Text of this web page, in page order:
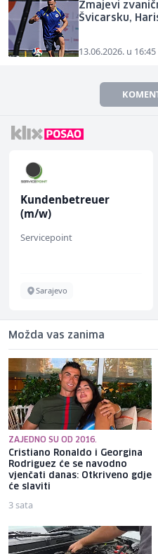
Zmajevi
Švicarsku,
13.06.2026. u 16:45
Kundenbetreuer
(m/w)
Servicepoint
Sarajevo
Možda vas zanima
ZAJEDNO SU OD 2016.
Cristiano Ronaldo i Georgina
Rodriguez će se navodno
vjenčati danas: Otkriveno gdje
će slaviti
3 sata